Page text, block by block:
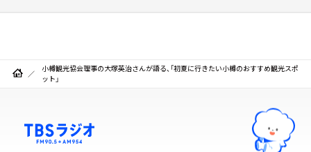
小樽観光協会理事の大塚英治さんが語る、「初夏に行きたい小樽のおすすめ観光スポ
ット」